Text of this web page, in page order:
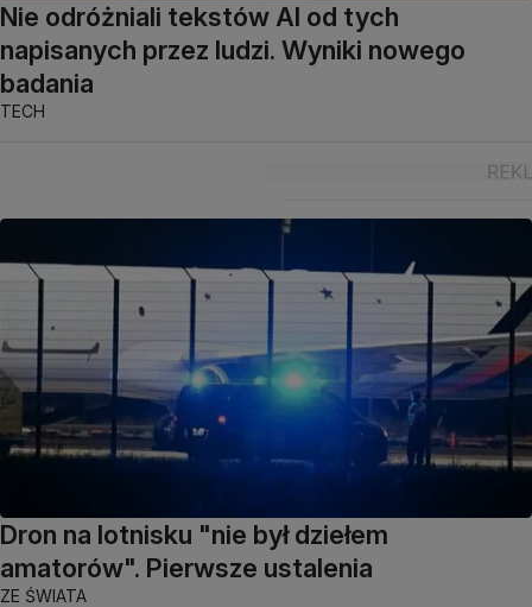
Nie odróżniali tekstów AI od tych
napisanych przez ludzi. Wyniki nowego
badania
TECH
Dron na lotnisku "nie był dziełem
amatorów". Pierwsze ustalenia
ZE ŚWIATA